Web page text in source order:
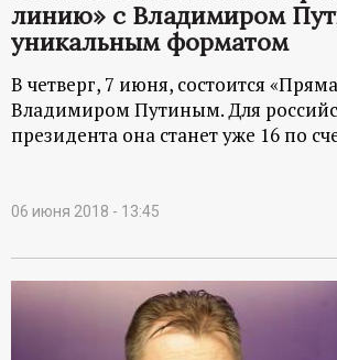
линию» с Владимиром
уникальным форматом
В четверг, 7 июня, состоится
Владимиром Путиным. Для
президента она станет уже 16 по
06 июня 2018 - 13:45